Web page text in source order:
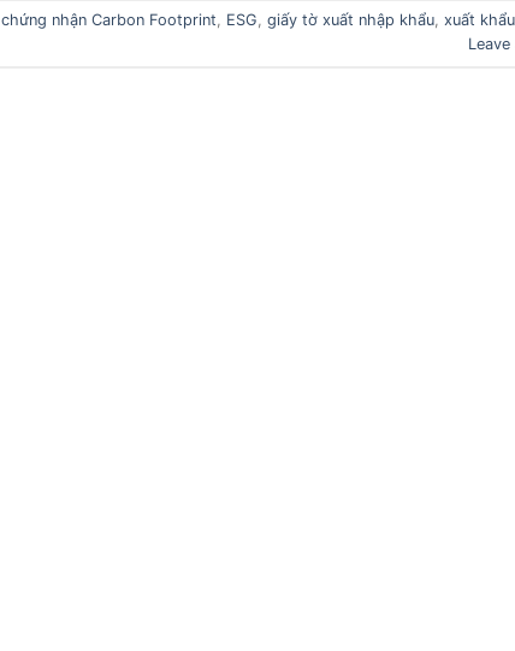
chứng nhận Carbon Footprint, ESG, giấy tờ xuất nhập khẩu, xuất